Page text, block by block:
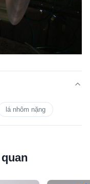
lá nhôm nặng